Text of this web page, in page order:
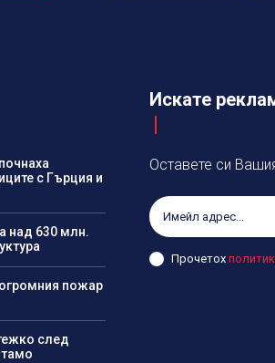
с Гърция и
над 630 млн.
пожар
след
Искате
Оставете си
Прочетох